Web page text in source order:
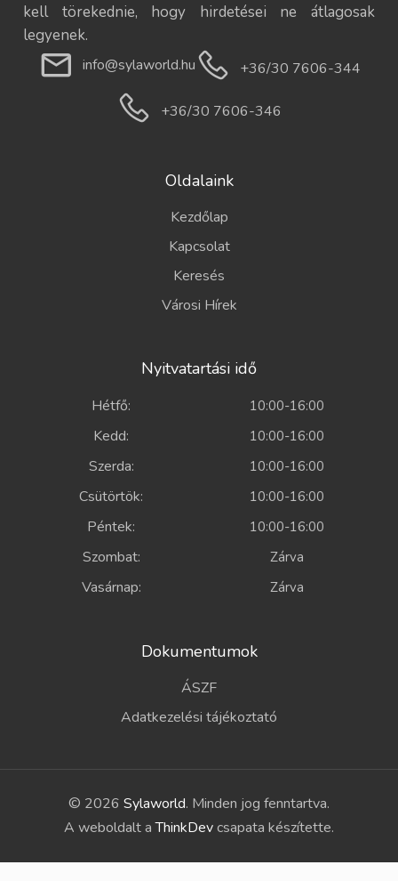
kell törekednie, hogy hirdetései ne átlagosak
legyenek.
info@sylaworld.hu +36/30 7606-344
+36/30 7606-346
Oldalaink
Kezdőlap
Kapcsolat
Keresés
Városi Hírek
Nyitvatartási idő
Hétfő: 10:00-16:00
Kedd: 10:00-16:00
Szerda: 10:00-16:00
Csütörtök: 10:00-16:00
Péntek: 10:00-16:00
Szombat: Zárva
Vasárnap: Zárva
Dokumentumok
ÁSZF
Adatkezelési tájékoztató
© 2026 Sylaworld. Minden jog fenntartva.
A weboldalt aThinkDevcsapata készítette.